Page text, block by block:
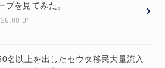
プを見てみた。
名以上を出したセウタ移民大量流入